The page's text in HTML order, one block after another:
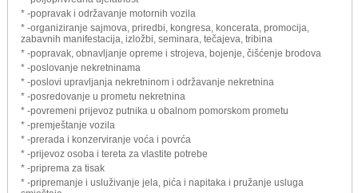
* -popravak i održavanje motornih vozila
* -organiziranje sajmova, priredbi, kongresa, koncerata, promocija,
zabavnih manifestacija, izložbi, seminara, tečajeva, tribina
* -popravak, obnavljanje opreme i strojeva, bojenje, čišćenje brodova
* -poslovanje nekretninama
* -poslovi upravljanja nekretninom i održavanje nekretnina
* -posredovanje u prometu nekretnina
* -povremeni prijevoz putnika u obalnom pomorskom prometu
* -premještanje vozila
* -prerada i konzerviranje voća i povrća
* -prijevoz osoba i tereta za vlastite potrebe
* -priprema za tisak
* -pripremanje i usluživanje jela, pića i napitaka i pružanje usluga